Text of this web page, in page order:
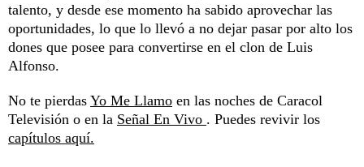
talento, y desde ese momento ha sabido aprovechar las
oportunidades, lo que lo llevó a no dejar pasar por alto los
dones que posee para convertirse en el clon de Luis
Alfonso.
No te pierdas Yo Me Llamo en las noches de Caracol
Televisión o en la Señal En Vivo . Puedes revivir los
capítulos aquí.